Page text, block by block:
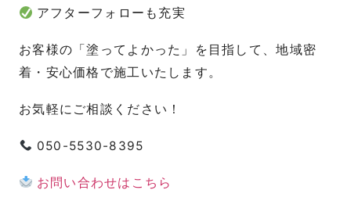
アフターフォローも充実
お客様の「塗ってよかった」を目指して、地域密
着・安心価格で施工いたします。
お気軽にご相談ください！
050-5530-8395
お問い合わせはこちら